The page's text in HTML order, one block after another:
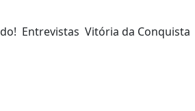
Entrevistas Vitória da Conquista